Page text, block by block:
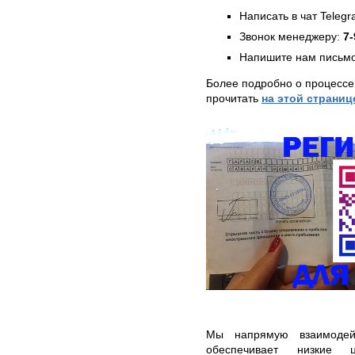
Написать в чат
Звонок менеджеру:
Напишите нам
Более подробно о
прочитать на этой
Мы напрямую
обеспечивает низкие